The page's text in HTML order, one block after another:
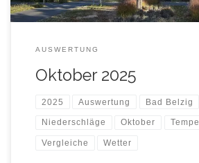
AUSWERTUNG
Oktober 2025
2025 Auswertung Bad Belzig
Niederschläge Oktober
Vergleiche Wetter